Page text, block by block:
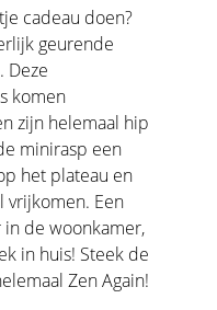
cadeau doen?
geurende
Deze
komen
zijn helemaal hip
minirasp een
het plateau en
vrijkomen. Een
de woonkamer,
in huis! Steek de
Zen Again!